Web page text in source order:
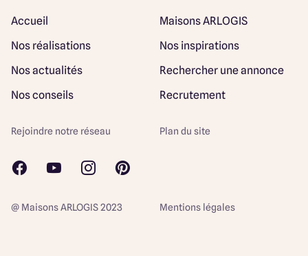
Accueil
Maisons ARLOGIS
Nos réalisations
Nos inspirations
Nos actualités
Rechercher une annonce
Nos conseils
Recrutement
Mentions légales
Rejoindre notre réseau Plan du site
@ Maisons ARLOGIS 2023